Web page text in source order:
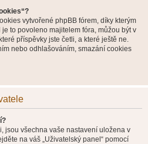
vytvořené phpBB fórem, díky kterým
to povoleno majitelem fóra, můžou být v
příspěvky jste četli, a které ještě ne.
nebo odhlašováním, smazání cookies
jsou všechna vaše nastavení uložena v
na váš „Uživatelský panel“ pomocí